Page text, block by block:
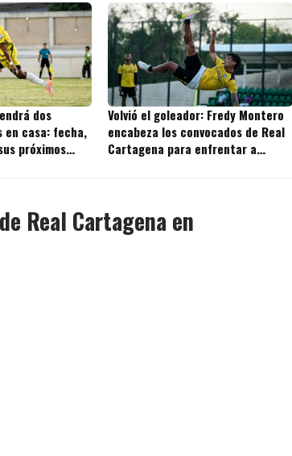
dos
en casa: fecha,
próximos
Volvió el goleador: Fredy Montero
encabeza los convocados de Real
Cartagena para enfrentar a
Real Cartagena en